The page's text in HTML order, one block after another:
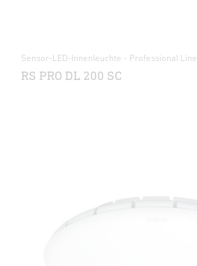
Sensor-LED-Innenleuchte - Professional Line
RS PRO DL 200 SC